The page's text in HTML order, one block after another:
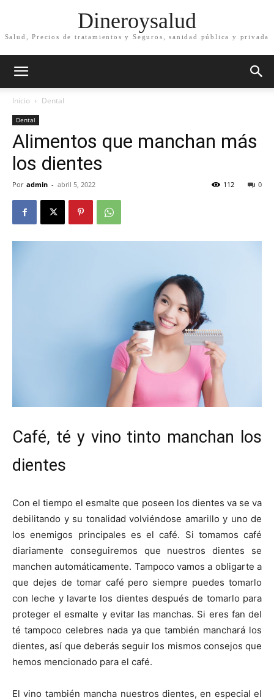
Dineroysalud
Salud, Precios de tratamientos y Seguros, sanidad pública y privada
Inicio Dental
Dental
Alimentos que manchan más
los dientes
Por admin - abril 5, 2022 0
112
Café, té y vino tinto manchan los
dientes
Con el tiempo el esmalte que poseen los dientes va se va
debilitando y su tonalidad volviéndose amarillo y uno de
los enemigos principales es el café. Si tomamos café
diariamente conseguiremos que nuestros dientes se
manchen automáticamente. Tampoco vamos a obligarte a
que dejes de tomar café pero siempre puedes tomarlo
con leche y lavarte los dientes después de tomarlo para
proteger el esmalte y evitar las manchas. Si eres fan del
té tampoco celebres nada ya que también manchará los
dientes, así que deberás seguir los mismos consejos que
hemos mencionado para el café.
El vino también mancha nuestros dientes, en especial el